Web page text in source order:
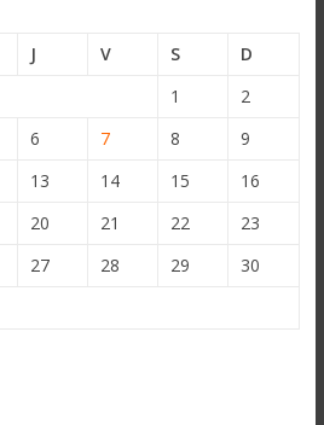
J V S
D
1
2
6 7 8
9
13 14 15
16
20 21 22
23
27 28 29
30